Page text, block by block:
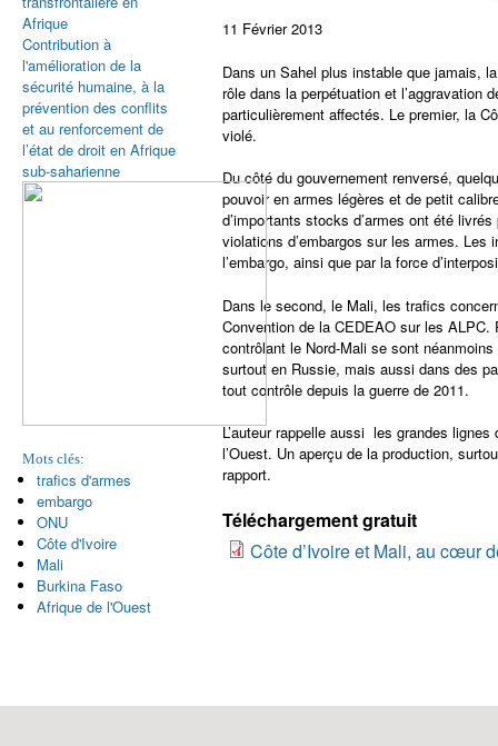
11 Février 2013
Dans un Sahel plus instable que jamais,
rôle dans la perpétuation et l’aggravation
particulièrement affectés. Le premier, la
violé.
Du côté du gouvernement renversé,
pouvoir en armes légères et de petit
d’importants stocks d’armes ont été
violations d’embargos sur les armes. Les
l’embargo, ainsi que par la force
Dans le second, le Mali, les trafics
Convention de la CEDEAO sur les
contrôlant le Nord-Mali se sont
surtout en Russie, mais aussi dans des
tout contrôle depuis la guerre de 2011.
L’auteur rappelle aussi les grandes
l’Ouest. Un aperçu de la production,
rapport.
Téléchargement gratuit
Côte d’Ivoire et Mali, au cœur
Afrique
Contribution à
l'amélioration de la
sécurité humaine, à la
prévention des conflits
et au renforcement de
l’état de droit en Afrique
sub-saharienne
Mots clés:
trafics d'armes
embargo
ONU
Côte d'Ivoire
Mali
Burkina Faso
Afrique de l'Ouest